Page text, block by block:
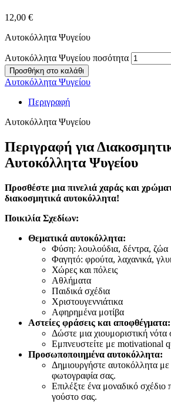
12,00 €
Αυτοκόλλητα Ψυγείου
Αυτοκόλλητα Ψυγείου ποσότητα
Προσθήκη στο καλάθι
Αυτοκόλλητα Ψυγείου
Περιγραφή
Αυτοκόλλητα Ψυγείου
Περιγραφή για
Αυτοκόλλητα Ψυγείου
Προσθέστε μια πινελιά χαράς και
διακοσμητικά αυτοκόλλητα!
Ποικιλία Σχεδίων:
Θεματικά αυτοκόλλητα:
Φύση: λουλούδια, δέντρα, ζώα
Φαγητό: φρούτα, λαχανικά,
Χώρες και πόλεις
Αθλήματα
Παιδικά σχέδια
Χριστουγεννιάτικα
Αφηρημένα μοτίβα
Αστείες φράσεις και αποφθέγματα:
Δώστε μια χιουμοριστική νότα
Εμπνευστείτε με motivational
Προσωποποιημένα αυτοκόλλητα:
Δημιουργήστε αυτοκόλλητα
φωτογραφία σας.
Επιλέξτε ένα μοναδικό σχέδιο
γούστο σας.